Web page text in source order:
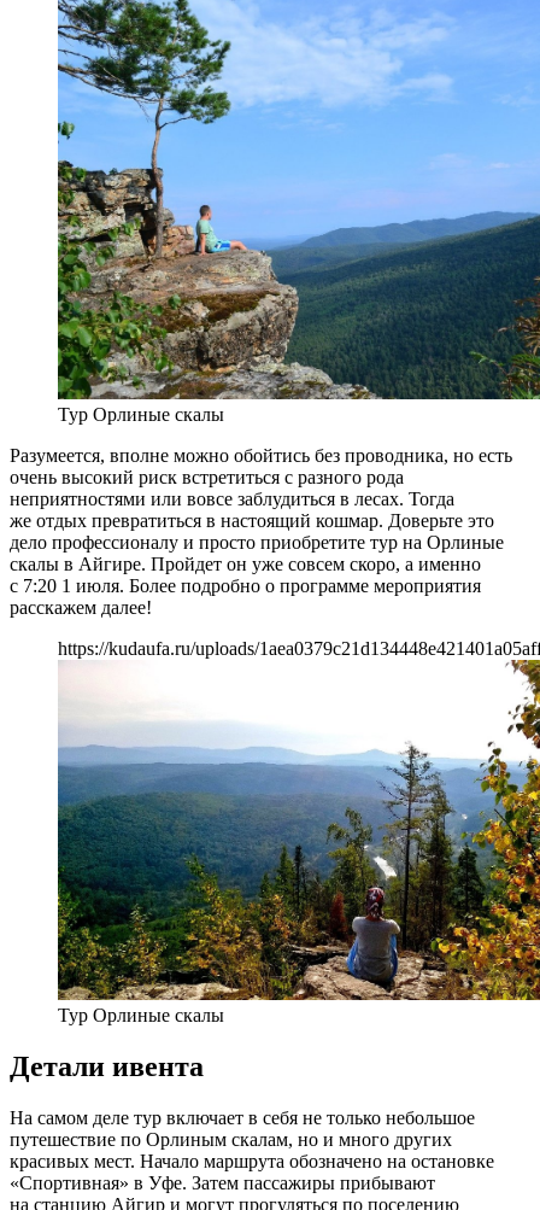
Тур Орлиные скалы
Разумеется, вполне можно обойтись без проводника, но есть
очень высокий риск встретиться с разного рода
неприятностями или вовсе заблудиться в лесах. Тогда
же отдых превратиться в настоящий кошмар. Доверьте это
дело профессионалу и просто приобретите тур на Орлиные
скалы в Айгире. Пройдет он уже совсем скоро, а именно
с 7:20 1 июля. Более подробно о программе мероприятия
расскажем далее!
https://kudaufa.ru/uploads/
Тур Орлиные скалы
Детали ивента
На самом деле тур включает в себя не только небольшое
путешествие по Орлиным скалам, но и много других
красивых мест. Начало маршрута обозначено на остановке
«Спортивная» в Уфе. Затем пассажиры прибывают
на станцию Айгир и могут прогуляться по поселению